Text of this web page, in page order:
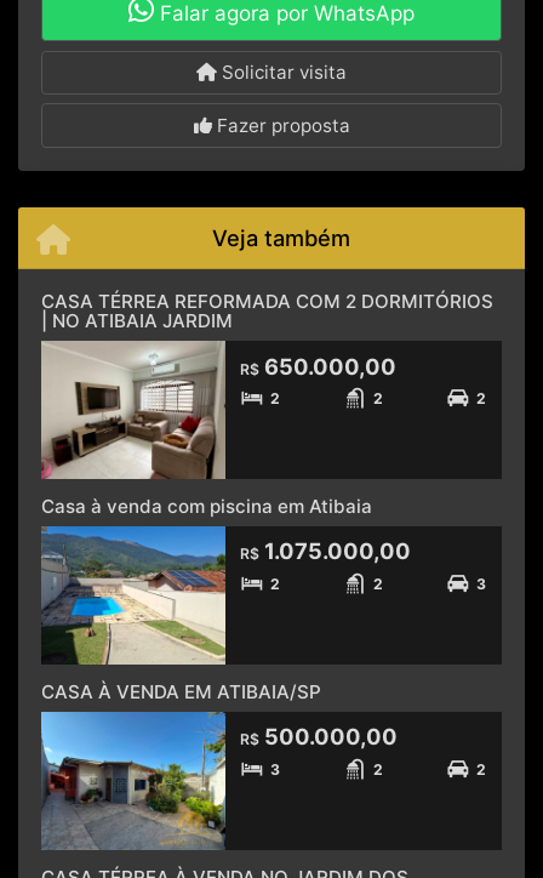
Falar agora por WhatsApp
Solicitar visita
Fazer proposta
Veja também
CASA TÉRREA REFORMADA COM 2 DORMITÓRIOS
| NO ATIBAIA JARDIM
R$ 650.000,00
2 2 2
Casa à venda com piscina em Atibaia
R$ 1.075.000,00
2 2 3
CASA À VENDA EM ATIBAIA/SP
R$ 500.000,00
3 2 2